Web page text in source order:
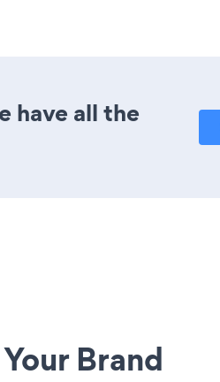
have all the
Brand